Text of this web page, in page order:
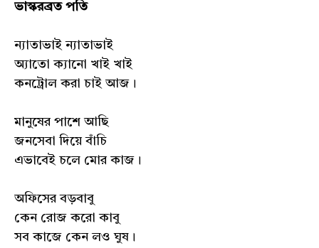
ভাস্করব্রত পতি
ন্যাতাভাই ন্যাতাভাই
অ্যাতো ক্যানো খাই খাই
কনট্রোল করা চাই আজ।
মানুষের পাশে আছি
জনসেবা দিয়ে বাঁচি
এভাবেই চলে মোর কাজ।
অফিসের বড়বাবু
কেন রোজ করো কাবু
সব কাজে কেন লও ঘুষ।